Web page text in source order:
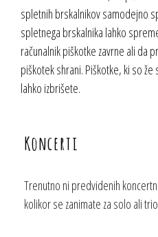
spletnih brskalnikov samodejno
spletnega brskalnika lahko
računalnik piškotke zavrne ali da
piškotek shrani. Piškotke, ki so
lahko izbrišete.
Koncerti
Trenutno ni predvidenih
kolikor se zanimate za solo ali